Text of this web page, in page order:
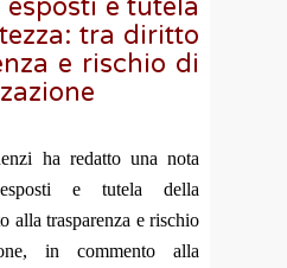
esposti e tutela
tra diritto
e rischio di
ha redatto una nota
e tutela della
alla trasparenza e rischio
in commento alla